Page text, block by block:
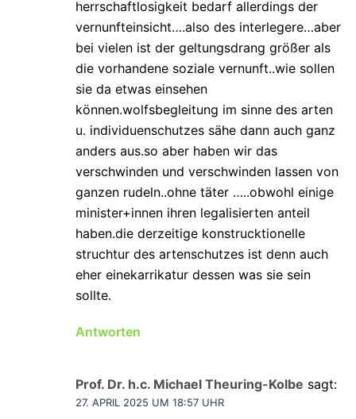
herrschaftlosigkeit bedarf allerdings der
vernunfteinsicht….also des interlegere…aber
bei vielen ist der geltungsdrang größer als
die vorhandene soziale vernunft..wie sollen
sie da etwas einsehen
können.wolfsbegleitung im sinne des arten
u. individuenschutzes sähe dann auch ganz
anders aus.so aber haben wir das
verschwinden und verschwinden lassen von
ganzen rudeln..ohne täter …..obwohl einige
minister+innen ihren legalisierten anteil
haben.die derzeitige konstrucktionelle
struchtur des artenschutzes ist denn auch
eher einekarrikatur dessen was sie sein
sollte.
Antworten
Prof. Dr. h.c. Michael Theuring-Kolbe sagt:
27. APRIL 2025 UM 18:57 UHR